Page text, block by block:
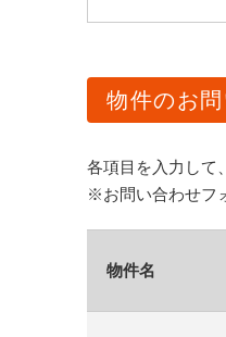
物件のお
各項目を入力して
※お問い合わせフ
物件名